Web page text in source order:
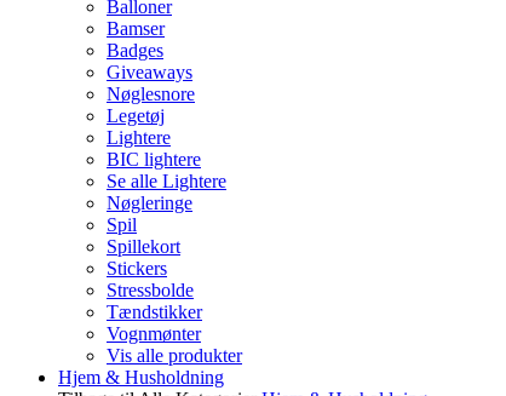
Balloner
Bamser
Badges
Giveaways
Nøglesnore
Legetøj
Lightere
BIC lightere
Se alle Lightere
Nøgleringe
Spil
Spillekort
Stickers
Stressbolde
Tændstikker
Vognmønter
Vis alle produkter
Hjem & Husholdning